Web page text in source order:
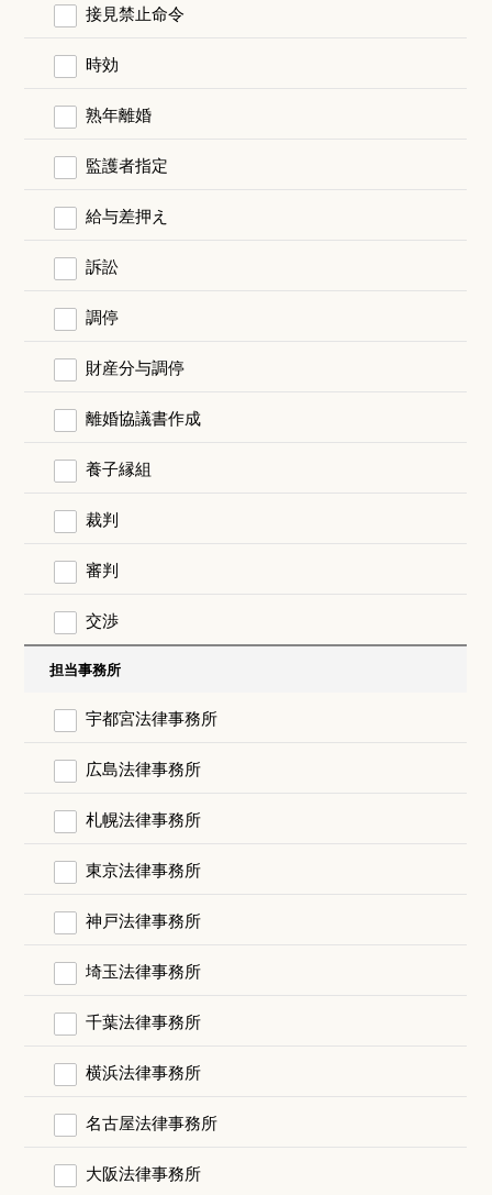
接見禁止命令
時効
熟年離婚
監護者指定
給与差押え
訴訟
調停
財産分与調停
離婚協議書作成
養子縁組
裁判
審判
交渉
担当事務所
宇都宮法律事務所
広島法律事務所
札幌法律事務所
東京法律事務所
神戸法律事務所
埼玉法律事務所
千葉法律事務所
横浜法律事務所
名古屋法律事務所
大阪法律事務所